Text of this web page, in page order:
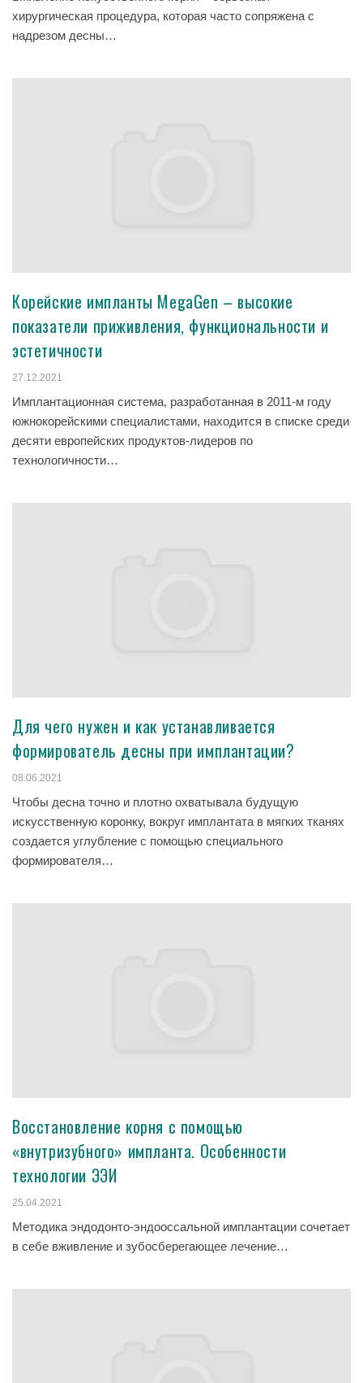
хирургическая процедура, которая часто сопряжена с
надрезом десны…
Корейские импланты MegaGen – высокие
показатели приживления, функциональности и
эстетичности
27.12.2021
Имплантационная система, разработанная в 2011-м году
южнокорейскими специалистами, находится в списке среди
десяти европейских продуктов-лидеров по
технологичности…
Для чего нужен и как устанавливается
формирователь десны при имплантации?
08.06.2021
Чтобы десна точно и плотно охватывала будущую
искусственную коронку, вокруг имплантата в мягких тканях
создается углубление с помощью специального
формирователя…
Восстановление корня с помощью
«внутризубного» импланта. Особенности
технологии ЭЭИ
25.04.2021
Методика эндодонто-эндооссальной имплантации сочетает
в себе вживление и зубосберегающее лечение…